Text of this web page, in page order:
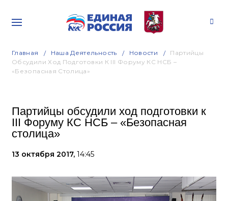
Главная Наша Деятельность Новости
Партийцы
Обсудили Ход Подготовки К III Форуму КС НСБ –
«Безопасная Столица»
Партийцы обсудили ход подготовки к
III Форуму КС НСБ – «Безопасная
столица»
13 октября 2017, 14:45